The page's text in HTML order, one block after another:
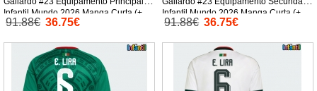
Infantil Mundo 2026 Manga Curta (+
Calças curtas)
91.88€ 36.75€
Infantil Mundo 2026 Manga Curta (+
Calças curtas)
91.88€ 36.75€